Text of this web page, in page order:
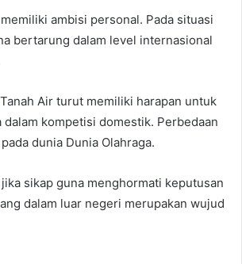
ambisi personal. Pada situasi
bertarung dalam level internasional
Air turut memiliki harapan untuk
dalam kompetisi domestik. Perbedaan
dunia Dunia Olahraga.
sikap guna menghormati keputusan
dalam luar negeri merupakan wujud